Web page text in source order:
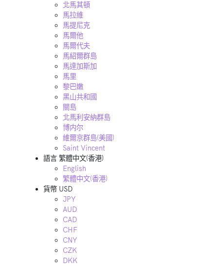
北馬其頓
馬拉維
馬提尼克
馬爾他
馬爾代夫
馬紹爾群島
馬達加斯加
馬里
黎巴嫩
黑山共和國
關島
北馬利安納群島
博内尔
維爾京群島(美國)
Saint Vincent
語言 繁體中文(香港)
English
繁體中文(香港)
貨幣 USD
JPY
AUD
CAD
CHF
CNY
CZK
DKK